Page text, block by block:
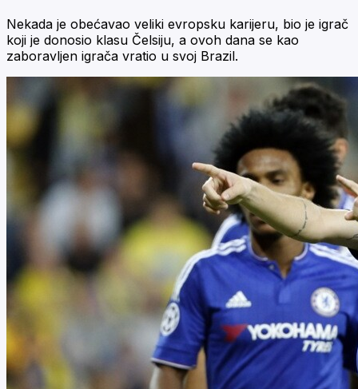
Nekada je obećavao veliki evropsku karijeru, bio je igrač
koji je donosio klasu Čelsiju, a ovoh dana se kao
zaboravljen igrača vratio u svoj Brazil.